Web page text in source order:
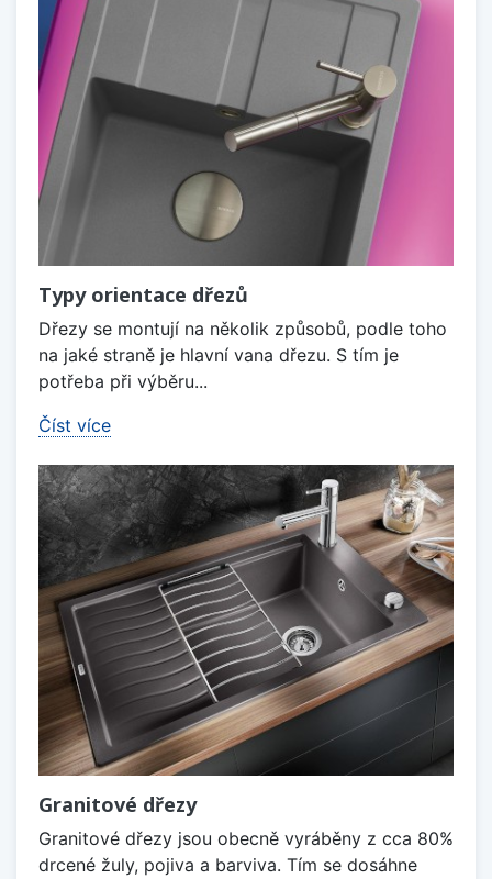
Typy orientace dřezů
Dřezy se montují na několik způsobů, podle toho
na jaké straně je hlavní vana dřezu. S tím je
potřeba při výběru...
Číst více
Granitové dřezy
Granitové dřezy jsou obecně vyráběny z cca 80%
drcené žuly, pojiva a barviva. Tím se dosáhne